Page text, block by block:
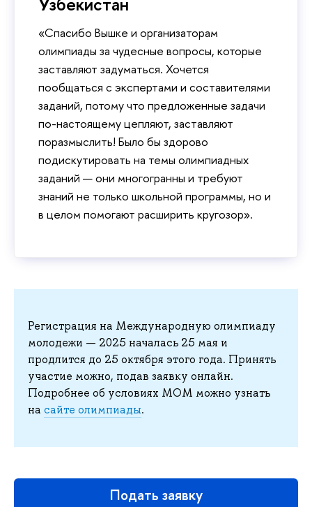
«Спасибо Вышке и организаторам
олимпиады за чудесные вопросы, которые
заставляют задуматься. Хочется
пообщаться с экспертами и составителями
заданий, потому что предложенные задачи
по-настоящему цепляют, заставляют
поразмыслить! Было бы здорово
подискутировать на темы олимпиадных
заданий — они многогранны и требуют
знаний не только школьной программы, но и
в целом помогают расширить кругозор».
Регистрация на Международную олимпиаду
молодежи — 2025 началась 25 мая и
продлится до 25 октября этого года. Принять
участие можно, подав заявку онлайн.
Подробнее об условиях МОМ можно узнать
на сайте олимпиады.
Подать заявку